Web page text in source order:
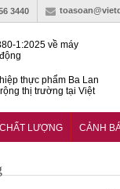
3440
1:2025 về máy
thực phẩm Ba Lan
thị trường tại Việt
phục thị trường halal
LƯỢNG CẢNH